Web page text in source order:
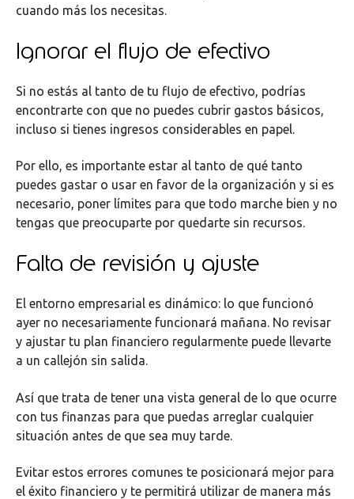
cuando más los necesitas.
Ignorar el flujo de efectivo
Si no estás al tanto de tu flujo de efectivo, podrías
encontrarte con que no puedes cubrir gastos básicos,
incluso si tienes ingresos considerables en papel.
Por ello, es importante estar al tanto de qué tanto
puedes gastar o usar en favor de la organización y si es
necesario, poner límites para que todo marche bien y no
tengas que preocuparte por quedarte sin recursos.
Falta de revisión y ajuste
El entorno empresarial es dinámico: lo que funcionó
ayer no necesariamente funcionará mañana. No revisar
y ajustar tu plan financiero regularmente puede llevarte
a un callejón sin salida.
Así que trata de tener una vista general de lo que ocurre
con tus finanzas para que puedas arreglar cualquier
situación antes de que sea muy tarde.
Evitar estos errores comunes te posicionará mejor para
el éxito financiero y te permitirá utilizar de manera más